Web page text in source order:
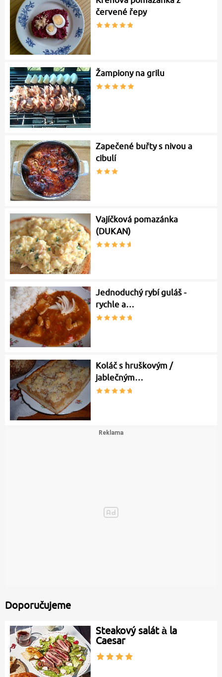
červené řepy
Žampiony na grilu
Zapečené buřty s nivou a
cibulí
Vajíčková pomazánka
(DUKAN)
Jednoduchý rybí guláš -
rychle a…
Koláč s hruškovým /
jablečným…
Doporučujeme
Steakový salát à la
Caesar